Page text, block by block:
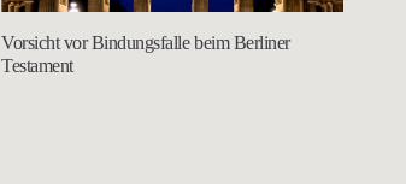
Vorsicht vor Bindungsfalle beim Berliner
Testament